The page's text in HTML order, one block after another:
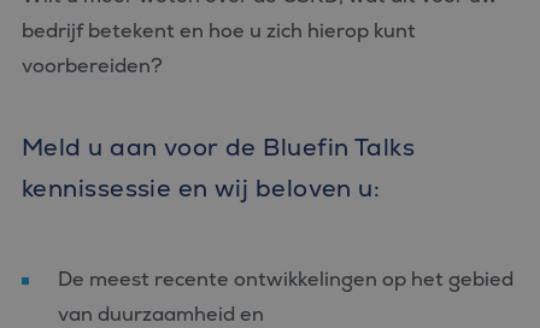
bedrijf betekent en hoe u zich hierop kunt
voorbereiden?
Meld u aan voor de Bluefin Talks
kennissessie en wij beloven u:
De meest recente ontwikkelingen op het gebied
van duurzaamheid en